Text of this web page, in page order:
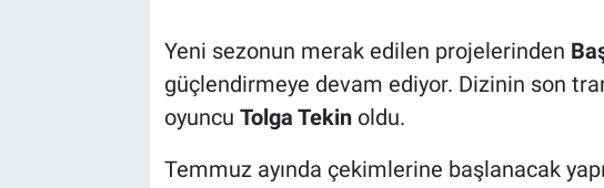
Yeni sezonun merak edilen projelerinden
güçlendirmeye devam ediyor. Dizinin son
oyuncu Tolga Tekinoldu.
Temmuz ayında çekimlerine başlanacak